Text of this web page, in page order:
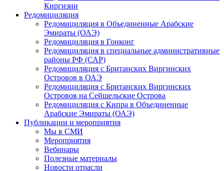
Киргизии
Редомициляция
Редомициляция в Объединенные Арабские
Эмираты (ОАЭ)
Редомициляция в Гонконг
Редомициляция в специальные административные
районы РФ (САР)
Редомициляция с Британских Виргинских
Островов в ОАЭ
Редомициляция с Британских Виргинских
Островов на Сейшельские Острова
Редомициляция с Кипра в Объединенные
Арабские Эмираты (ОАЭ)
Публикации и мероприятия
Мы в СМИ
Мероприятия
Вебинары
Полезные материалы
Новости отрасли